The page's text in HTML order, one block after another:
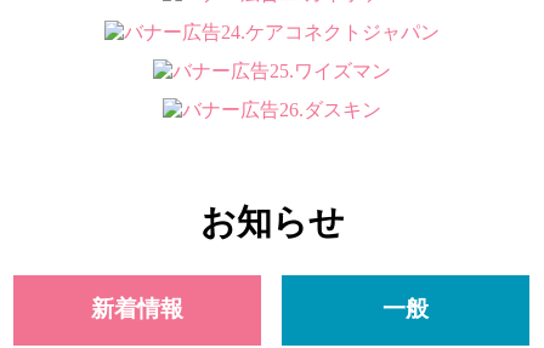
お知らせ
新着情報 一般